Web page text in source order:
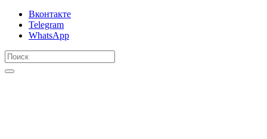
Вконтакте
Telegram
WhatsApp